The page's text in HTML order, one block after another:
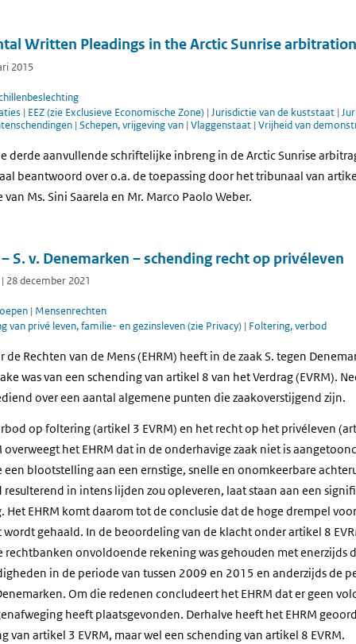
Written Pleadings in the Arctic Sunrise arbitration
2015
| EEZ (zie Exclusieve Economische Zone) | Jurisdictie van de kuststaat |
| Schepen, vrijgeving van | Vlaggenstaat | Vrijheid van
derde aanvullende schriftelijke inbreng in de Arctic Sunrise
beantwoord over o.a. de toepassing door het tribunaal van
van Ms. Sini Saarela en Mr. Marco Paolo Weber.
S. v. Denemarken – schending recht op privéleven
december 2021
| Mensenrechten
van privé leven, familie- en gezinsleven (zie Privacy) | Foltering, verbod
de Rechten van de Mens (EHRM) heeft in de zaak S. tegen
was van een schending van artikel 8 van het Verdrag (EVRM).
over een aantal algemene punten die zaakoverstijgend zijn.
op foltering (artikel 3 EVRM) en het recht op het privéleven
overweegt het EHRM dat in de onderhavige zaak niet is
een blootstelling aan een ernstige, snelle en onomkeerbare
in intens lijden zou opleveren, laat staan aan een
Het EHRM komt daarom tot de conclusie dat de hoge drempel
wordt gehaald. In de beoordeling van de klacht onder artikel 8
rechtbanken onvoldoende rekening was gehouden met enerzijds
in de periode van tussen 2009 en 2015 en anderzijds de
Om die redenen concludeert het EHRM dat er geen
heeft plaatsgevonden. Derhalve heeft het EHRM
van artikel 3 EVRM, maar wel een schending van artikel 8 EVRM.